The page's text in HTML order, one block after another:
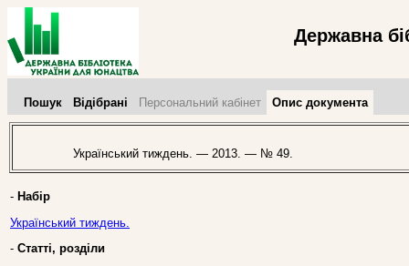
Державна
Пошук Відібрані Персональний кабінет Опис документа
Український тиждень. — 2013. — № 49.
- Набір
Український тиждень.
- Статті, розділи